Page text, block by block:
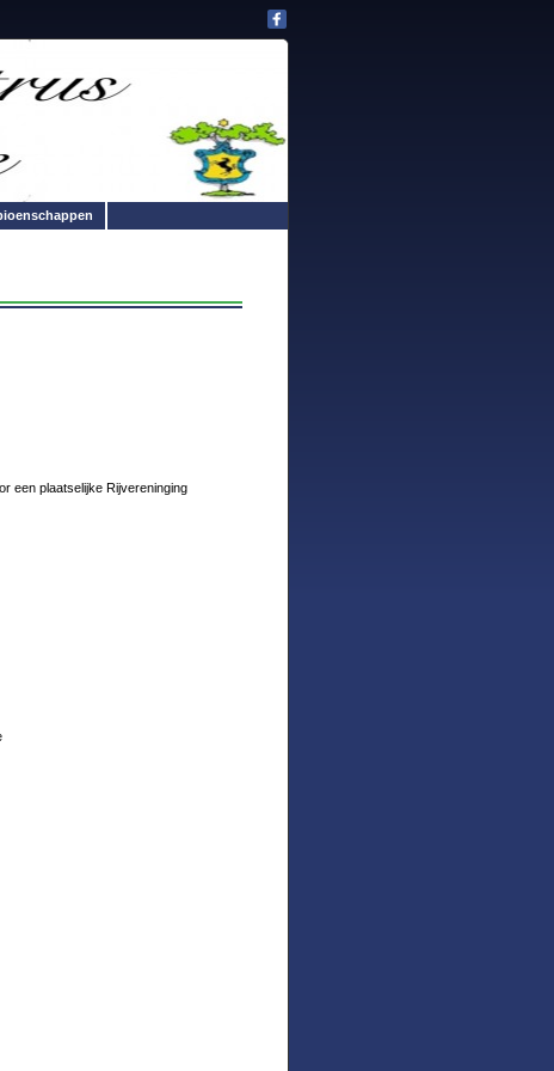
een plaatselijke Rijvereninging